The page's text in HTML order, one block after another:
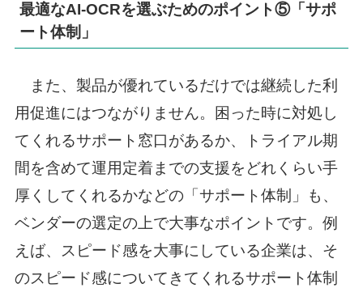
最適なAI-OCRを選ぶためのポイント⑤「サポ
ート体制」
また、製品が優れているだけでは継続した利
用促進にはつながりません。困った時に対処し
てくれるサポート窓口があるか、トライアル期
間を含めて運用定着までの支援をどれくらい手
厚くしてくれるかなどの「サポート体制」も、
ベンダーの選定の上で大事なポイントです。例
えば、スピード感を大事にしている企業は、そ
のスピード感についてきてくれるサポート体制